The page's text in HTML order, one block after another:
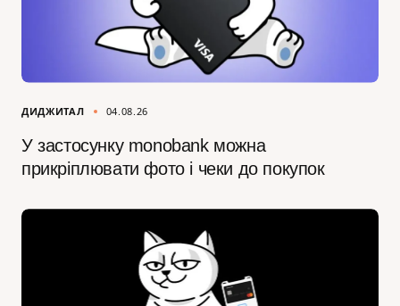
ДИДЖИТАЛ 04.08.26
У застосунку monobank можна
прикріплювати фото і чеки до покупок